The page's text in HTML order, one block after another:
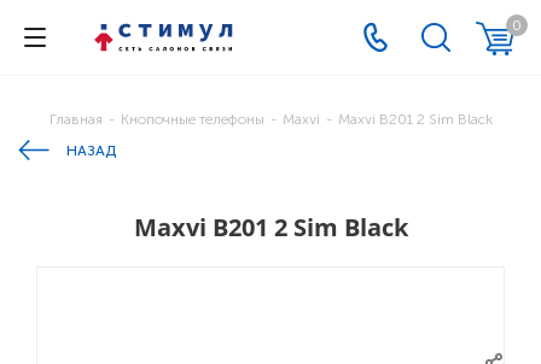
0
Главная - Кнопочные телефоны - Maxvi - Maxvi B201 2 Sim Black
НАЗАД
Maxvi B201 2 Sim Black